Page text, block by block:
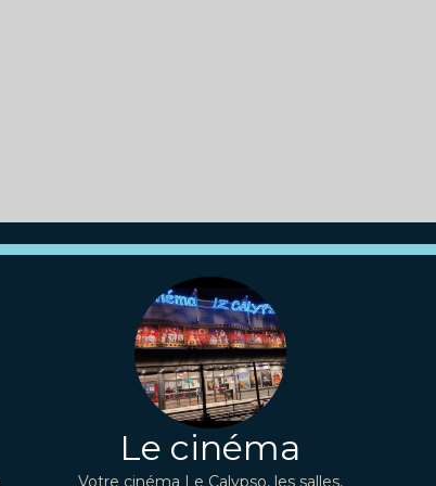
Le cinéma
Votre cinéma Le Calypso, les salles,